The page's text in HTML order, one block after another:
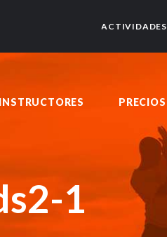
ACTIVIDADES
INSTRUCTORES PRECIOS
1